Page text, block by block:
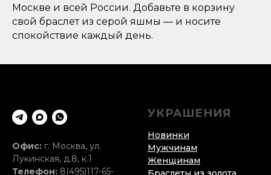
Москве и всей России. Добавьте в корзину
свой браслет из серой яшмы — и носите
спокойствие каждый день.
Офис: г. Москва, ул.
Лукинская, д.8, к.1
Телефон: 8(495)117-65-
УКРАШЕНИЯ
Новинки
Мужчинам
Женщинам